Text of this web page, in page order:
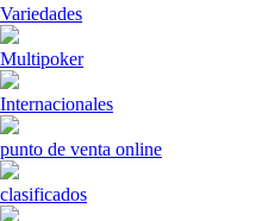
Variedades
Multipoker
Internacionales
punto de venta online
clasificados